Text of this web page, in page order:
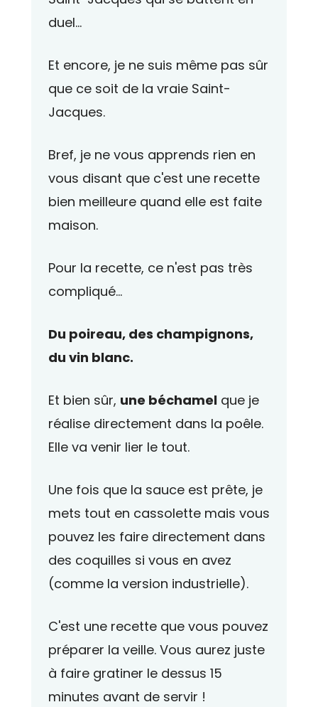
duel...
Et encore, je ne suis même pas sûr
que ce soit de la vraie Saint-
Jacques.
Bref, je ne vous apprends rien en
vous disant que c'est une recette
bien meilleure quand elle est faite
maison.
Pour la recette, ce n'est pas très
compliqué...
Du poireau, des champignons,
du vin blanc.
Et bien sûr, une béchamel que je
réalise directement dans la poêle.
Elle va venir lier le tout.
Une fois que la sauce est prête, je
mets tout en cassolette mais vous
pouvez les faire directement dans
des coquilles si vous en avez
(comme la version industrielle).
C'est une recette que vous pouvez
préparer la veille. Vous aurez juste
à faire gratiner le dessus 15
minutes avant de servir !